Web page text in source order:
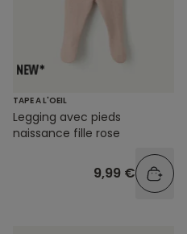
TAPE A L'OEIL
Legging avec pieds
naissance fille rose
9,99 €